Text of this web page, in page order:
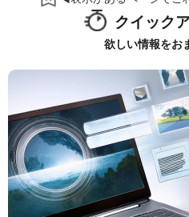
クイック
欲しい情報をお